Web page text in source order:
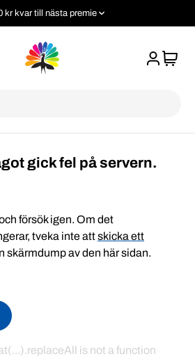
kr kvar till nästa premie
gick fel på servern.
försök igen. Om det
tveka inte attskicka ett
skärmdump av den här sidan.
is not a function